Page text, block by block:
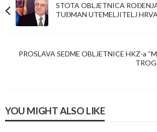
STOTA OBLJETNICA
TUĐMAN UTEMELJITELJ
PROSLAVA SEDME OBLJETNICE HKZ-a
YOU MIGHT ALSO LIKE